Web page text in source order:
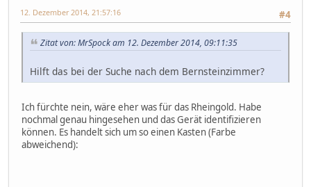
#4
12. Dezember 2014, 21:57:16
Zitat von: MrSpock am 12. Dezember 2014, 09:11:35
Hilft das bei der Suche nach dem Bernsteinzimmer?
Ich fürchte nein, wäre eher was für das Rheingold. Habe
nochmal genau hingesehen und das Gerät identifizieren
können. Es handelt sich um so einen Kasten (Farbe
abweichend):